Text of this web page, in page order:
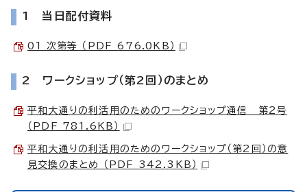
1 当日配付資料
01 次第等 （PDF 676.0KB）
2 ワークショップ（第2回）のまとめ
平和大通りの利活用のためのワークショップ通信 第2号
（PDF 781.6KB）
平和大通りの利活用のためのワークショップ（第2回）の意
見交換のまとめ （PDF 342.3KB）